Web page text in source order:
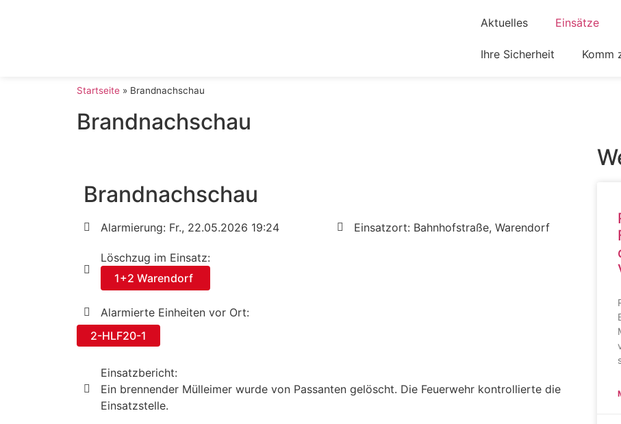
Aktuelles Einsätze
Ihre Sicherheit Komm
Startseite » Brandnachschau
Brandnachschau
Brandnachschau
Alarmierung: Fr., 22.05.2026 19:24 Einsatzort: Bahnhofstraße, Warendorf
Löschzug im Einsatz:
1+2 Warendorf
Alarmierte Einheiten vor Ort:
2-HLF20-1
Einsatzbericht:
Ein brennender Mülleimer wurde von Passanten gelöscht. Die Feuerwehr kontrollierte die
Einsatzstelle.